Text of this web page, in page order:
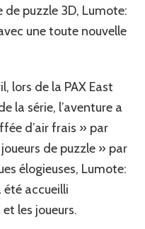
et
puzzle 3D, ‎‎Lumote:
une toute nouvelle
lors de la PAX East
la série, l’aventure a
d’air frais »‎‎ par
de puzzle‎‎ » par
élogieuses, Lumote:
accueilli
les joueurs.